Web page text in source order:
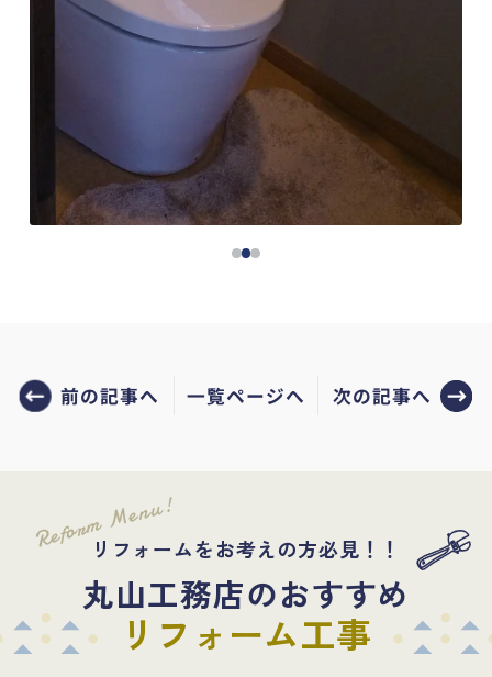
前の記事へ 一覧ページへ 次の記事へ
Reform Menu!
リフォームをお考えの方必見！！
丸山工務店のおすすめ
リフォーム工事